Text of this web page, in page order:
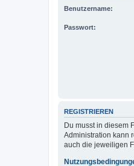
Benutzername:
Passwort:
REGISTRIEREN
Du musst in diesem
Administration kann
auch die jeweiligen